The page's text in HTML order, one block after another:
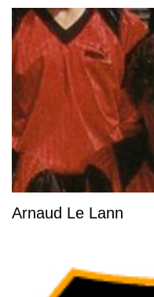
Arnaud Le Lann